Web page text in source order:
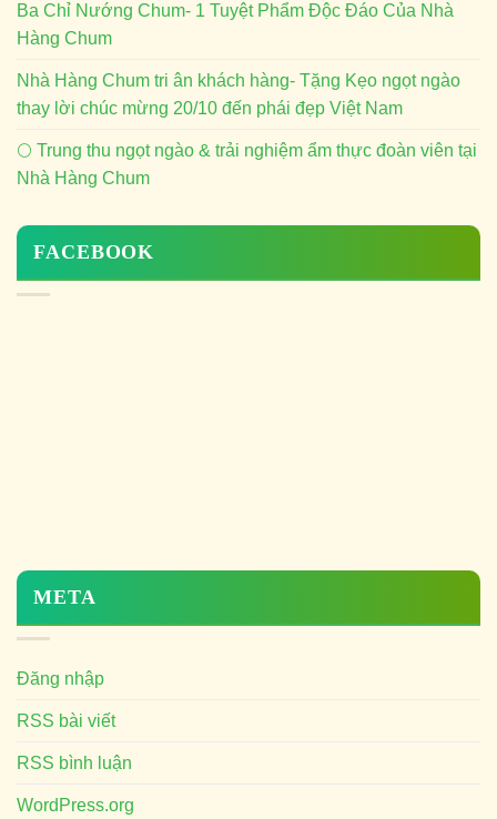
Ba Chỉ Nướng Chum- 1 Tuyệt Phẩm Độc Đáo Của Nhà
Hàng Chum
Nhà Hàng Chum tri ân khách hàng- Tặng Kẹo ngọt ngào
thay lời chúc mừng 20/10 đến phái đẹp Việt Nam
🌕 Trung thu ngọt ngào & trải nghiệm ẩm thực đoàn viên tại
Nhà Hàng Chum
FACEBOOK
META
Đăng nhập
RSS bài viết
RSS bình luận
WordPress.org